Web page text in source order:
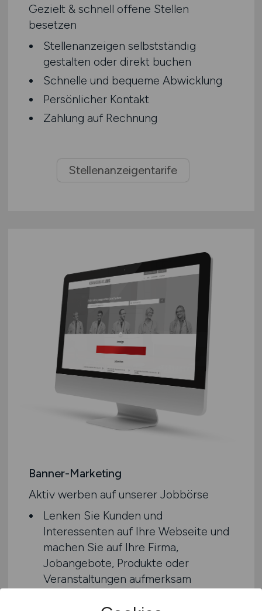
Gezielt & schnell offene Stellen
besetzen
Stellenanzeigen selbstständig
gestalten oder direkt buchen
Schnelle und bequeme Abwicklung
Persönlicher Kontakt
Zahlung auf Rechnung
Stellenanzeigentarife
Banner-Marketing
Aktiv werben auf unserer Jobbörse
Lenken Sie Kunden und
Interessenten auf Ihre Webseite und
machen Sie auf Ihre Firma,
Jobangebote, Produkte oder
Veranstaltungen aufmerksam